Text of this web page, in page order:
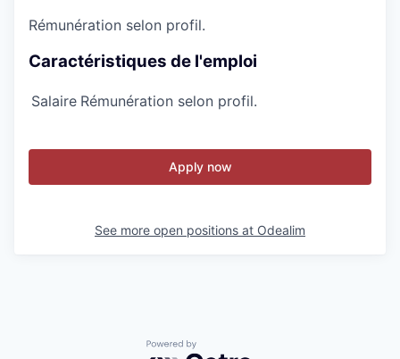
Rémunération selon profil.
Caractéristiques de l'emploi
Salaire Rémunération selon profil.
Apply now
See more open positions at Odealim
Powered by Getro.com